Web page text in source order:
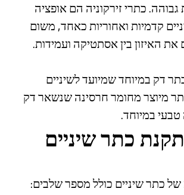
גבוהה. כתרי זירקוניה הם אופציה
קדמיות ואחוריות כאחד, משום
האיזון בין אסתטיקה ועמידות.
דק במיוחד שמיועד לשיניים
מיוצר מחומר חרסינה שנשאר דק
במיוחד.
כתר שיניים
כתר שיניים כולל מספר שלבים: